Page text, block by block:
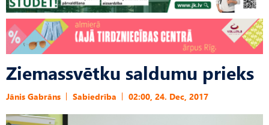
Ziemassvētku saldumu prieks
Jānis Gabrāns Sabiedrība 02:00, 24. Dec, 2017